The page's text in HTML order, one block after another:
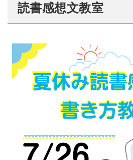
読書感想文教室